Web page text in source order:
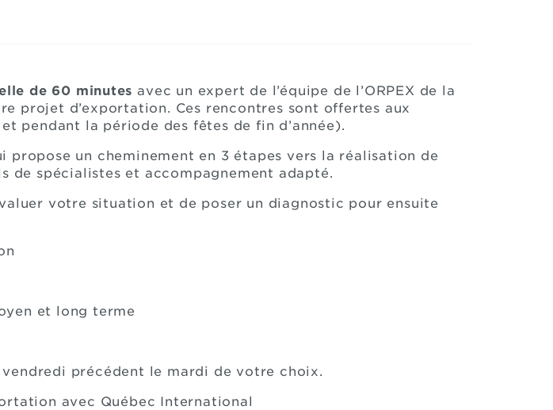
de 60 minutes avec un expert de l’équipe de l’ORPEX de la
projet d’exportation. Ces rencontres sont offertes aux
pendant la période des fêtes de fin d’année).
propose un cheminement en 3 étapes vers la réalisation de
de spécialistes et accompagnement adapté.
votre situation et de poser un diagnostic pour ensuite
et long terme
précédent le mardi de votre choix.
avec Québec International